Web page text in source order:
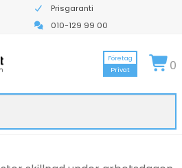
Prisgaranti
010-129 99 00
Företag
Privat
0